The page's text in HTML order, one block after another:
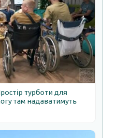
турботи для
там надаватимуть